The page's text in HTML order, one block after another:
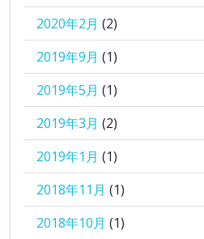
2020年2月 (2)
2019年9月 (1)
2019年5月 (1)
2019年3月 (2)
2019年1月 (1)
2018年11月 (1)
2018年10月 (1)